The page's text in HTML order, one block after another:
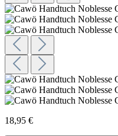
18,95 €